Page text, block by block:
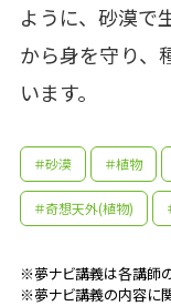
ように、砂漠で
から身を守り、
います。
＃砂漠 ＃植物
＃奇想天外(植物)
※夢ナビ講義は各講師の
※夢ナビ講義の内容に